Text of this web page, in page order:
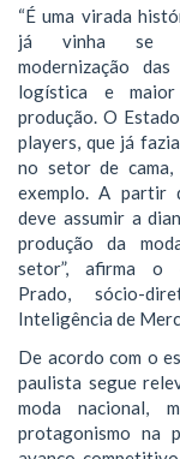
“É uma virada
já vinha se
modernização
logística e
produção. O
players, que já
no setor de
exemplo. A partir
deve assumir a
produção da
setor”, afirma o
Prado, sócio-
Inteligência de
De acordo com o
paulista segue
moda nacional,
protagonismo na